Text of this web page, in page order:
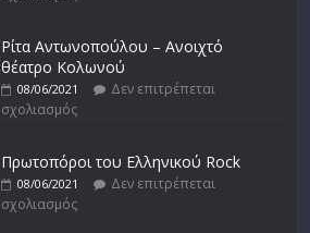
Ρίτα Αντωνοπούλου – Ανοιχτό
θέατρο Κολωνού
08/06/2021
Δεν επιτρέπεται
σχολιασμός
Πρωτοπόροι του Ελληνικού Rock
08/06/2021
Δεν επιτρέπεται
σχολιασμός